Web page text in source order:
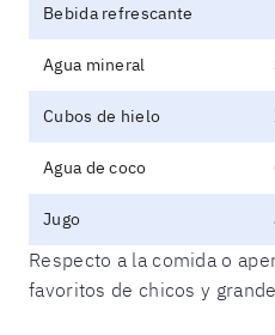
Bebida refrescante
Agua mineral
Cubos de hielo
Agua de coco
Jugo
Respecto a la comida o
favoritos de chicos y